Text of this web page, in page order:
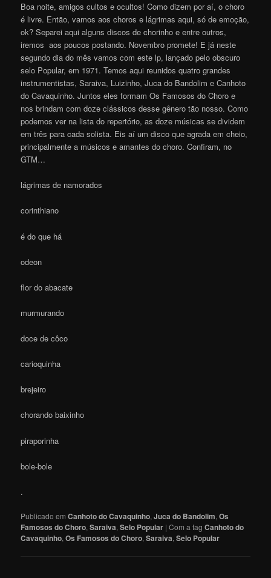
Boa noite, amigos cultos e ocultos! Como dizem por aí, o choro
é livre. Então, vamos aos choros e lágrimas aqui, só de emoção,
ok? Separei aqui alguns discos de chorinho e entre outros,
iremos aos poucos postando. Novembro promete! E já neste
segundo dia do mês vamos com este lp, lançado pelo obscuro
selo Popular, em 1971. Temos aqui reunidos quatro grandes
instrumentistas, Saraiva, Luizinho, Juca do Bandolim e Canhoto
do Cavaquinho. Juntos eles formam Os Famosos do Choro e
nos brindam com doze clássicos desse gênero tão nosso. Como
podemos ver na lista do repertório, as doze músicas se dividem
em três para cada solista. Eis aí um disco que agrada em cheio,
principalmente a músicos e amantes do choro. Confiram, no
GTM…
lágrimas de namorados
corinthiano
é do que há
odeon
flor do abacate
murmurando
doce de côco
carioquinha
brejeiro
chorando baixinho
piraporinha
bole-bole
.
Publicado em Canhoto do Cavaquinho,Juca do Bandolim,Os
Famosos do Choro,Saraiva,Selo Popular |Com a tagCanhoto do
Cavaquinho,Os Famosos do Choro,Saraiva,Selo Popular